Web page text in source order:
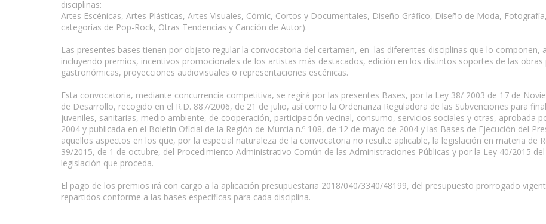
disciplinas:
Artes Escénicas, Artes Plásticas, Artes Visuales, Cómic, Cortos y Documentales, Diseño Gráfico, Diseño de Moda,
categorías de Pop-Rock, Otras Tendencias y Canción de Autor).
Las presentes bases tienen por objeto regular la convocatoria del certamen, en las diferentes disciplinas que lo componen,
incluyendo premios, incentivos promocionales de los artistas más destacados, edición en los distintos soportes de las
gastronómicas, proyecciones audiovisuales o representaciones escénicas.
Esta convocatoria, mediante concurrencia competitiva, se regirá por las presentes Bases, por la Ley 38/ 2003 de 17 de
de Desarrollo, recogido en el R.D. 887/2006, de 21 de julio, así como la Ordenanza Reguladora de las Subvenciones para
juveniles, sanitarias, medio ambiente, de cooperación, participación vecinal, consumo, servicios sociales y otras, aprobada
2004 y publicada en el Boletín Oficial de la Región de Murcia n.º 108, de 12 de mayo de 2004 y las Bases de Ejecución del
aquellos aspectos en los que, por la especial naturaleza de la convocatoria no resulte aplicable, la legislación en materia de
39/2015, de 1 de octubre, del Procedimiento Administrativo Común de las Administraciones Públicas y por la Ley 40/2015
legislación que proceda.
El pago de los premios irá con cargo a la aplicación presupuestaria 2018/040/3340/48199, del presupuesto prorrogado
repartidos conforme a las bases específicas para cada disciplina.